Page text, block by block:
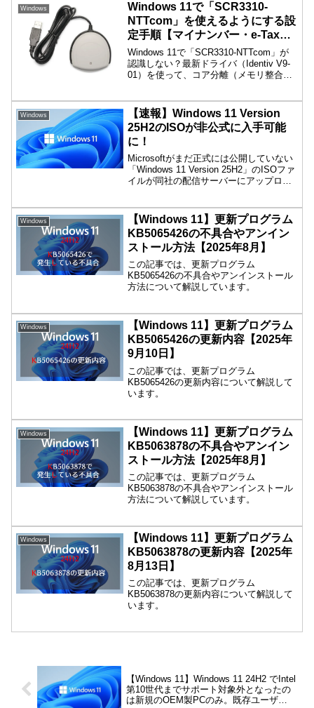
Windows
Windows 11で「SCR3310-
NTTcom」を使えるようにする設
定手順【マイナンバー・e-Tax対
応】
Windows 11で「SCR3310-NTTcom」が
認識しない？最新ドライバ（Identiv V9-
01）を使って、コア分離（メモリ整合
申告やマイナポータルに。
Windows
【速報】Windows 11 Version
25H2のISOが非公式に入手可能
に！
Microsoftがまだ正式には公開していない
「Windows 11 Version 25H2」のISOファ
イルが同社の配信サーバーにアップロー
がその存在を発見し、ダウンロードリン
クを公開しています。
Windows
【Windows 11】更新プログラム
KB5065426の不具合やアンイン
ストール方法【2025年8月】
この記事では、更新プログラム
KB5065426の不具合やアンインストール
方法について解説しています。
Windows
【Windows 11】更新プログラム
KB5065426の更新内容【2025年
9月10日】
この記事では、更新プログラム
KB5065426の更新内容について解説して
います。
Windows
【Windows 11】更新プログラム
KB5063878の不具合やアンイン
ストール方法【2025年8月】
この記事では、更新プログラム
KB5063878の不具合やアンインストール
方法について解説しています。
Windows
【Windows 11】更新プログラム
KB5063878の更新内容【2025年
8月13日】
この記事では、更新プログラム
KB5063878の更新内容について解説して
います。
【Windows 11】Windows 11 24H2 でIntel
第10世代までサポート対象外となったの
は新規のOEM製PCのみ。既存ユーザー